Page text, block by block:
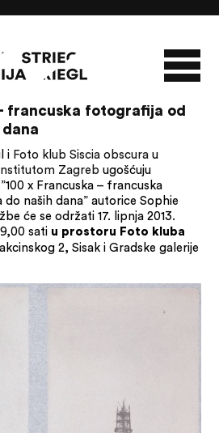
SLAVO STRIEGL
LIKOVNA ZBIRKA
DOKUMENTI
francuska fotografija od
i Foto klub Siscia obscura u
Zagreb ugošćuju
x Francuska – francuska
naših dana” autorice Sophie
će se održati 17. lipnja 2013.
sati u prostoru Foto kluba
2, Sisak i Gradske galerije